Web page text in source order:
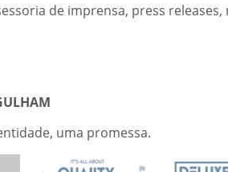
de imprensa, press
uma promessa.